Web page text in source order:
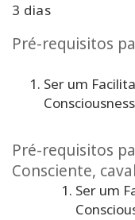
3 dias
Pré-requisitos
Ser um
Consciousness
Pré-requisitos
Consciente,
Ser um